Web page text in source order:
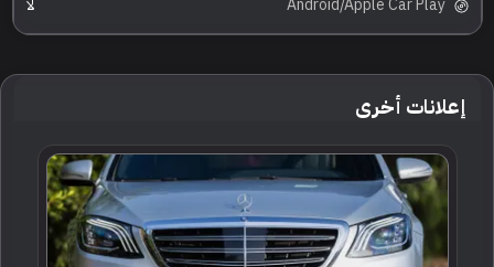
Android/Apple Car Play لا
إعلانات أخرى